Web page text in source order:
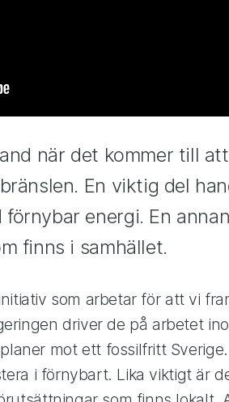
när det kommer till
En viktig del
energi. En
finns i samhället.
som arbetar för att vi
driver de på arbetet
mot ett fossilfritt
i förnybart. Lika viktigt är